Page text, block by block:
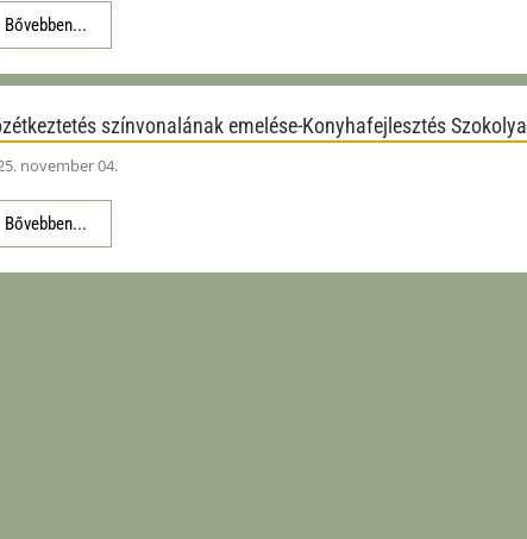
Bővebben...
színvonalának emelése-Konyhafejlesztés Szokolya
november 04.
Bővebben...